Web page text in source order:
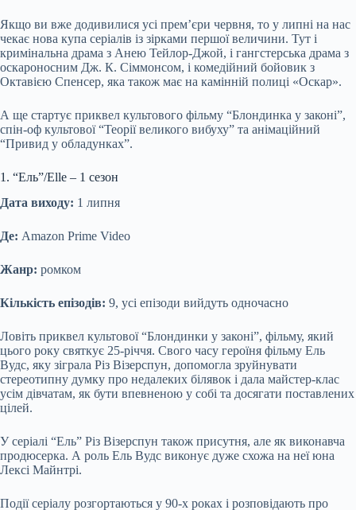
Якщо ви вже додивилися усі прем’єри червня, то у липні на нас
чекає нова купа серіалів із зірками першої величини. Тут і
кримінальна драма з Анею Тейлор-Джой, і гангстерська драма з
оскароносним Дж. К. Сіммонсом, і комедійний бойовик з
Октавією Спенсер, яка також має на камінній полиці «Оскар».
А ще стартує приквел культового фільму “Блондинка у законі”,
спін-оф культової “Теорії великого вибуху” та анімаційний
“Привид у обладунках”.
1. “Ель”/Elle – 1 сезон
Дата виходу: 1 липня
Де: Amazon Prime Video
Жанр: ромком
Кількість епізодів: 9, усі епізоди вийдуть одночасно
Ловіть приквел культової “Блондинки у законі”, фільму, який
цього року святкує 25-річчя. Свого часу героїня фільму Ель
Вудс, яку зіграла Різ Візерспун, допомогла зруйнувати
стереотипну думку про недалеких білявок і дала майстер-клас
усім дівчатам, як бути впевненою у собі та досягати поставлених
цілей.
У серіалі “Ель” Різ Візерспун також присутня, але як виконавча
продюсерка. А роль Ель Вудс виконує дуже схожа на неї юна
Лексі Майнтрі.
Події серіалу розгортаються у 90-х роках і розповідають про